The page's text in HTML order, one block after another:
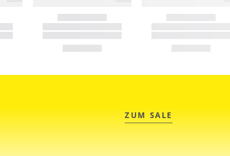
ZUM SALE